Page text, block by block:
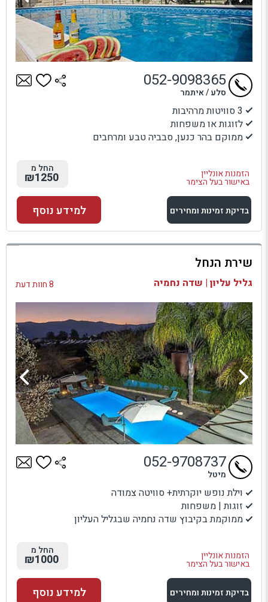
3 סוויטות מרהיבות
לזוגות או משפחות
ממוקם בהר כנען, סבביה טבע ומרחבים
הזמנות אונליין
באישור בעל הצימר
052-9098365
סלע / איתמר
החל מ
₪1250
בדיקת זמינות ומחירים
למתחם זה
בדיקת זמינות ומחירים
למידע נוסף
שירת הנחל
גליל עליון | שדה נחמיה 8 חוות דעת
וילת נופש יוקרתית+ סוויטה צמודה
זוגות | משפחות
ממוקמת בקיבוץ שדה נחמיה שבגליל העליון
הזמנות אונליין
באישור בעל הצימר
052-9708737
מיטל
החל מ
₪1000
בדיקת זמינות ומחירים למידע נוסף